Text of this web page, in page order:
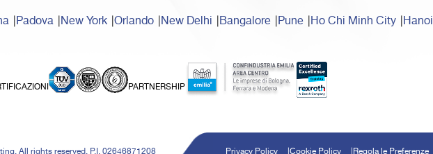
Padova New York Orlando New Delhi Bangalore Pune Ho Chi Minh City Hanoi
PARTNERSHIP
All rights reserved. P.I. 02646871208 Privacy Policy Cookie Policy Regola le Preferenze